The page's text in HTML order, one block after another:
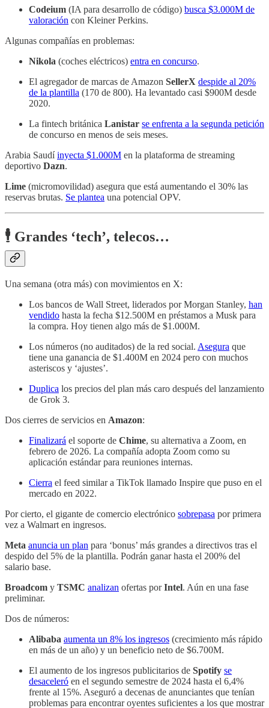
Codeium (IA para desarrollo de código) busca $3.000M de
valoración con Kleiner Perkins.
Algunas compañías en problemas:
Nikola (coches eléctricos) entra en concurso.
El agregador de marcas de Amazon SellerX despide al 20%
de la plantilla (170 de 800). Ha levantado casi $900M desde
2020.
La fintech británica Lanistar se enfrenta a la segunda petición
de concurso en menos de seis meses.
Arabia Saudíinyecta $1.000M en la plataforma de streaming
deportivo Dazn.
Lime (micromovilidad) asegura que está aumentando el 30% las
reservas brutas. Se plantea una potencial OPV.
🕴️ Grandes ‘tech’, telecos…
Una semana (otra más) con movimientos en X:
Los bancos de Wall Street, liderados por Morgan Stanley, han
vendido hasta la fecha $12.500M en préstamos a Musk para
la compra. Hoy tienen algo más de $1.000M.
Los números (no auditados) de la red social. Asegura que
tiene una ganancia de $1.400M en 2024 pero con muchos
asteriscos y ‘ajustes’.
Duplica los precios del plan más caro después del lanzamiento
de Grok 3.
Dos cierres de servicios en Amazon:
Finalizará el soporte de Chime, su alternativa a Zoom, en
febrero de 2026. La compañía adopta Zoom como su
aplicación estándar para reuniones internas.
Cierra el feed similar a TikTok llamado Inspire que puso en el
mercado en 2022.
Por cierto, el gigante de comercio electrónico sobrepasa por primera
vez a Walmart en ingresos.
Meta anuncia un plan para ‘bonus’ más grandes a directivos tras el
despido del 5% de la plantilla. Podrán ganar hasta el 200% del
salario base.
Broadcom y TSMC analizan ofertas porIntel. Aún en una fase
preliminar.
Dos de números:
Alibaba aumenta un 8% los ingresos (crecimiento más rápido
en más de un año) y un beneficio neto de $6.700M.
El aumento de los ingresos publicitarios de Spotify se
desaceleró en el segundo semestre de 2024 hasta el 6,4%
frente al 15%. Aseguró a decenas de anunciantes que tenían
problemas para encontrar oyentes suficientes a los que mostrar